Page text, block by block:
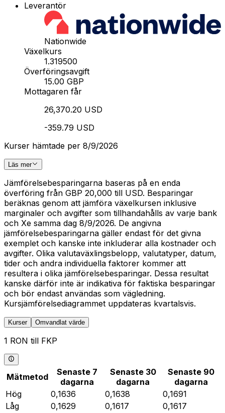
Leverantör
Nationwide
Växelkurs
1.319500
Överföringsavgift
15.00 GBP
Mottagaren får
26,370.20 USD
-359.79 USD
Kurser hämtade per 8/9/2026
Läs mer
Jämförelsebesparingarna baseras på en enda
överföring från GBP 20,000 till USD. Besparingar
beräknas genom att jämföra växelkursen inklusive
marginaler och avgifter som tillhandahålls av varje bank
och Xe samma dag 8/9/2026. De angivna
jämförelsebesparingarna gäller endast för det givna
exemplet och kanske inte inkluderar alla kostnader och
avgifter. Olika valutaväxlingsbelopp, valutatyper, datum,
tider och andra individuella faktorer kommer att
resultera i olika jämförelsebesparingar. Dessa resultat
kanske därför inte är indikativa för faktiska besparingar
och bör endast användas som vägledning.
Kursjämförelsediagrammet uppdateras kvartalsvis.
Kurser Omvandlat värde
1 RON till FKP
Mätmetod
Senaste 7
dagarna
Senaste 30
dagarna
Senaste 90
dagarna
Hög
0,1636 0,1638
0,1691
Låg
0,1629 0,1617
0,1617